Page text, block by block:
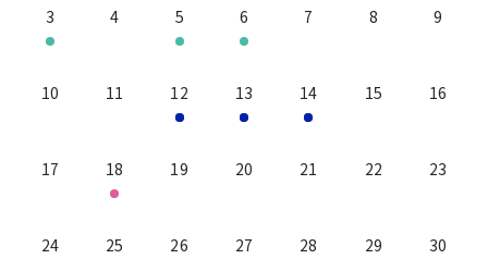
3 4 5 6 7 8 9
10 11 12 13 14 15 16
17 18 19 20 21 22 23
24 25 26 27 28 29 30